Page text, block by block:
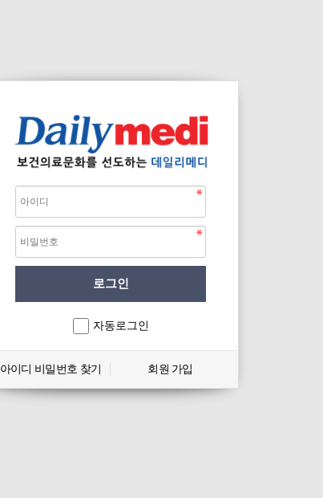
자동로그인
아이디 비밀번호 찾기 회원 가입